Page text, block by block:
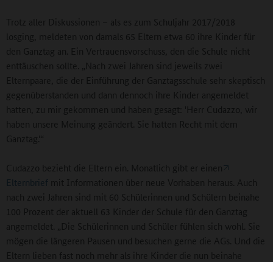
Trotz aller Diskussionen – als es zum Schuljahr 2017/2018
losging, meldeten von damals 65 Eltern etwa 60 ihre Kinder für
den Ganztag an. Ein Vertrauensvorschuss, den die Schule nicht
enttäuschen sollte. „Nach zwei Jahren sind jeweils zwei
Elternpaare, die der Einführung der Ganztagsschule sehr skeptisch
gegenüberstanden und dann dennoch ihre Kinder angemeldet
hatten, zu mir gekommen und haben gesagt: 'Herr Cudazzo, wir
haben unsere Meinung geändert. Sie hatten Recht mit dem
Ganztag.'“
Cudazzo bezieht die Eltern ein. Monatlich gibt er einen
Elternbrief mit Informationen über neue Vorhaben heraus. Auch
nach zwei Jahren sind mit 60 Schülerinnen und Schülern beinahe
100 Prozent der aktuell 63 Kinder der Schule für den Ganztag
angemeldet. „Die Schülerinnen und Schüler fühlen sich wohl. Sie
mögen die längeren Pausen und besuchen gerne die AGs. Und die
Eltern lieben fast noch mehr als ihre Kinder die nun beinahe